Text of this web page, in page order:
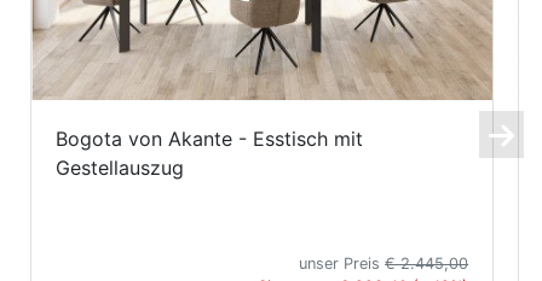
Bogota von Akante - Esstisch mit
Gestellauszug
unser Preis€ 2.445,00